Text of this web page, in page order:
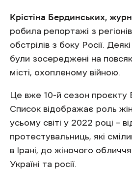
Крістіна Бердинських,
робила репортажі з
обстрілів з боку Росії. Деякі
були зосереджені на
місті, охопленому війною.
Це вже 10-й сезон проєкту
Список відображає роль
усьому світі у 2022 році –
протестувальниць, які
в Ірані, до жіночого
Україні та росії.